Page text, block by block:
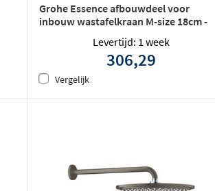
Grohe Essence afbouwdeel voor
inbouw wastafelkraan M-size 18cm -
Hard graphite geborsteld
Levertijd: 1 week
306,29
Vergelijk